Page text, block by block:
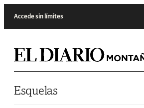
Accede sin límites
Esquelas